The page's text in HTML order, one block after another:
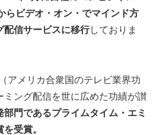
らビデオ・オン・でマインド方
配信サービスに移行しておりま
アメリカ合衆国のテレビ業界功
ミング配信を世に広めた功績が讃
部門であるプライムタイム・エミ
受賞。